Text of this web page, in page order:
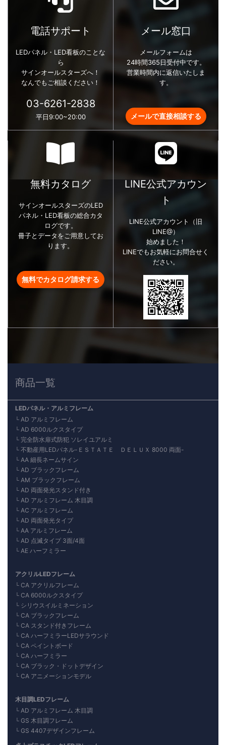
電話サポート
LEDパネル・LED看板のことな
ら
サインオールスターズへ！
なんでもご相談ください！
03-6261-2838
平日9:00~20:00
メール窓口
メールフォームは
24時間365日受付中です。
営業時間内に返信いたしま
す。
メールで直接相談する
無料カタログ
サインオールスターズのLED
パネル・LED看板の総合カタ
ログです。
冊子とデータをご用意してお
ります。
無料でカタログ請求する
LINE公式アカウン
ト
LINE公式アカウント（旧
LINE@）
始めました！
LINEでもお気軽にお問合せく
ださい。
商品一覧
LEDパネル・アルミフレーム
AD アルミフレーム
AD 6000ルクスタイプ
完全防水扉式防犯 ソレイユアルミ
不動産用LEDパネル-ＥＳＴＡＴＥ ＤＥＬＵＸ 8000 両面-
AA 細長ネームサイン
AD ブラックフレーム
AM ブラックフレーム
AD 両面発光スタンド付き
AD アルミフレーム 木目調
AC アルミフレーム
AD 両面発光タイプ
AA アルミフレーム
AD 点滅タイプ 3面/4面
AE ハーフミラー
アクリルLEDフレーム
CA アクリルフレーム
CA 6000ルクスタイプ
シリウスイルミネーション
CA ブラックフレーム
CA スタンド付きフレーム
CA ハーフミラーLEDサラウンド
CA ペイントボード
CA ハーフミラー
CA ブラック・ドットデザイン
CA アニメーションモデル
木目調LEDフレーム
AD アルミフレーム 木目調
GS 木目調フレーム
GS 4407デザインフレーム